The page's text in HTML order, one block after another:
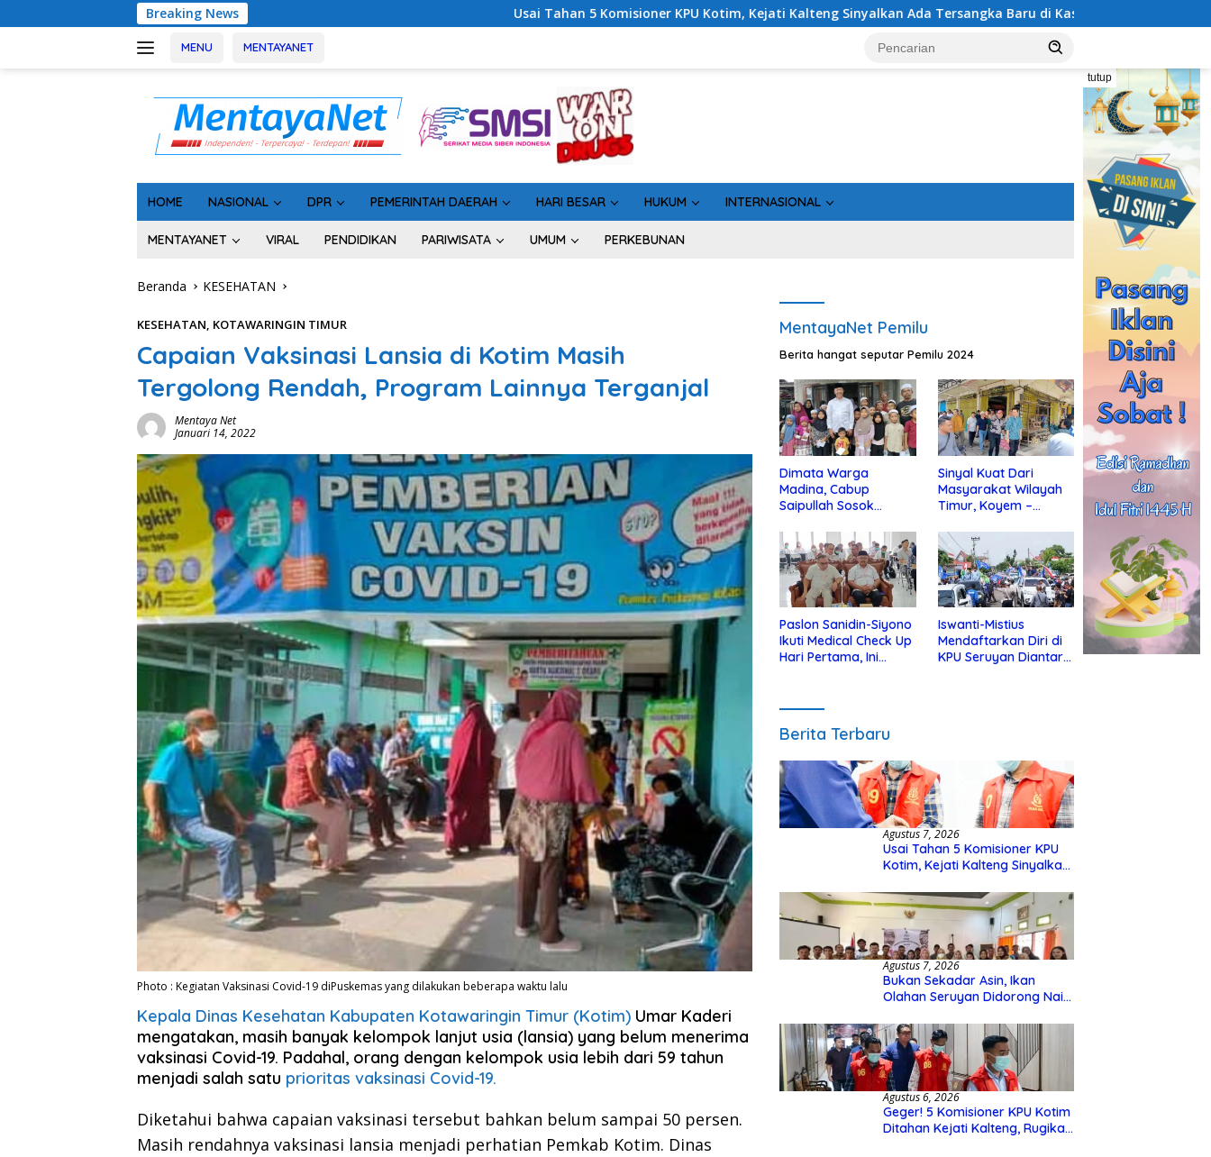
ke
Breaking News Usai Tahan 5 Komisioner KPU Kotim, Kejati Kalteng Sinyalkan Ada Tersangka Baru di Kasus Hibah Rp40 Miliar Bukan Sekadar Asin,
MENU MENTAYANET
tutup
HOME NASIONAL DPR PEMERINTAH DAERAH HARI BESAR HUKUM INTERNASIONAL
MENTAYANET VIRAL PENDIDIKAN PARIWISATA UMUM PERKEBUNAN
Beranda KESEHATAN
KESEHATAN, KOTAWARINGIN TIMUR
Capaian Vaksinasi Lansia di Kotim Masih
Tergolong Rendah, Program Lainnya Terganjal
Mentaya Net
Januari 14, 2022
Photo : Kegiatan Vaksinasi Covid-19 diPuskemas yang dilakukan beberapa waktu lalu
Kepala Dinas Kesehatan Kabupaten Kotawaringin Timur (Kotim) Umar Kaderi
mengatakan, masih banyak kelompok lanjut usia (lansia) yang belum menerima
vaksinasi Covid-19. Padahal, orang dengan kelompok usia lebih dari 59 tahun
menjadi salah satu prioritas vaksinasi Covid-19.
Diketahui bahwa capaian vaksinasi tersebut bahkan belum sampai 50 persen.
Masih rendahnya vaksinasi lansia menjadi perhatian Pemkab Kotim. Dinas
MentayaNet Pemilu
Berita hangat seputar Pemilu 2024
Dimata Warga
Madina, Cabup
Saipullah Sosok
Anak Yatim
Sinyal Kuat Dari
Masyarakat Wilayah
Timur, Koyem –
di Kotim
Paslon Sanidin-Siyono
Ikuti Medical Check Up
Hari Pertama, Ini
Iswanti-Mistius
Mendaftarkan Diri di
KPU Seruyan Diantar
Berita Terbaru
Agustus 7, 2026
Usai Tahan 5 Komisioner KPU
Kotim, Kejati Kalteng Sinyalkan
Hibah Rp40 Miliar
Agustus 7, 2026
Bukan Sekadar Asin, Ikan
Olahan Seruyan Didorong Naik
Agustus 6, 2026
Geger! 5 Komisioner KPU Kotim
Ditahan Kejati Kalteng, Rugikan